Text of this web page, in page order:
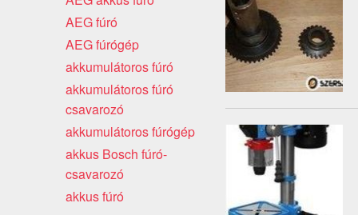
AEG fúró
AEG fúrógép
akkumulátoros fúró
akkumulátoros fúró
csavarozó
akkumulátoros fúrógép
akkus Bosch fúró-
csavarozó
akkus fúró